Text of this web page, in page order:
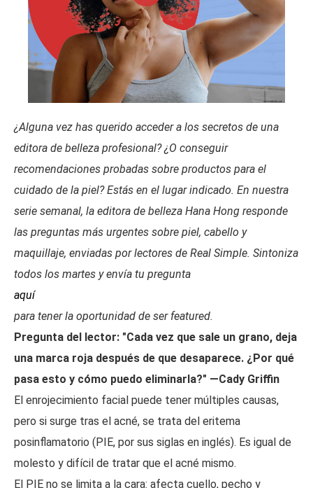
¿Alguna vez has querido acceder a los secretos de una
editora de belleza profesional? ¿O conseguir
recomendaciones probadas sobre productos para el
cuidado de la piel? Estás en el lugar indicado. En nuestra
serie semanal, la editora de belleza Hana Hong responde
las preguntas más urgentes sobre piel, cabello y
maquillaje, enviadas por lectores de Real Simple. Sintoniza
todos los martes y envía tu pregunta
aquí
para tener la oportunidad de ser featured.
Pregunta del lector: "Cada vez que sale un grano, deja
una marca roja después de que desaparece. ¿Por qué
pasa esto y cómo puedo eliminarla?" —Cady Griffin
El enrojecimiento facial puede tener múltiples causas,
pero si surge tras el acné, se trata del eritema
posinflamatorio (PIE, por sus siglas en inglés). Es igual de
molesto y difícil de tratar que el acné mismo.
El PIE no se limita a la cara: afecta cuello, pecho y